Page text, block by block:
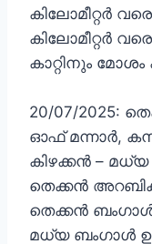
കിലോമീറ്റർ
കിലോമീറ്റർ
കാറ്റിനും
20/07/2025:
ഓഫ് മന്നാർ,
കിഴക്കൻ –
തെക്കൻ
തെക്കൻ
മധ്യ ബംഗാൾ